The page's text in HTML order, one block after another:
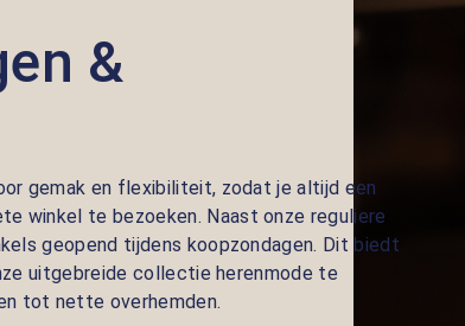
&
gemak en flexibiliteit, zodat je altijd een
winkel te bezoeken. Naast onze reguliere
geopend tijdens koopzondagen. Dit biedt
uitgebreide collectie herenmode te
tot nette overhemden.